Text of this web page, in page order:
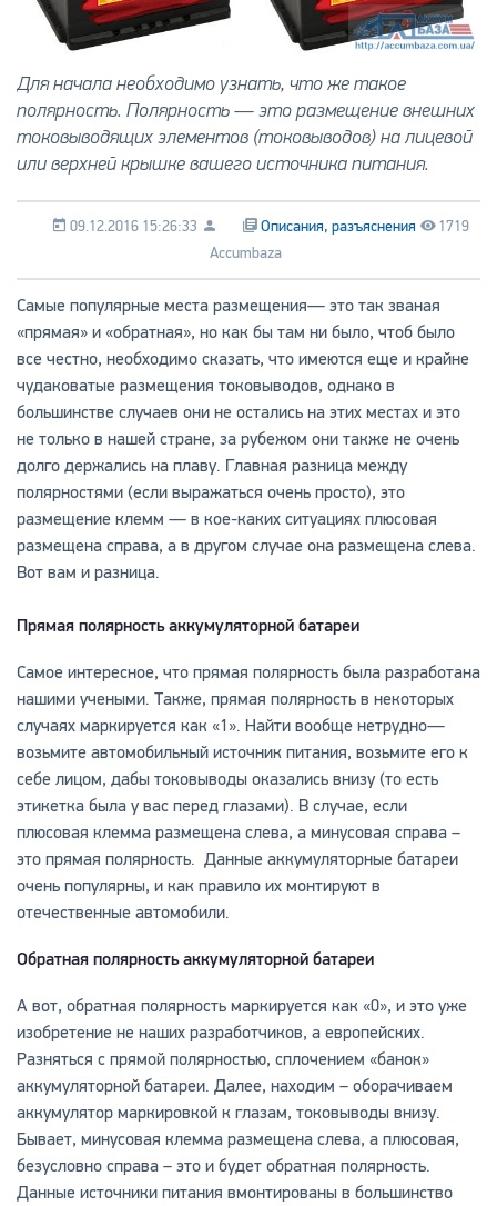
Для начала необходимо узнать, что же такое
полярность. Полярность — это размещение внешних
токовыводящих элементов (токовыводов) на лицевой
или верхней крышке вашего источника питания.
Описания, разъяснения 1719
09.12.2016 15:26:33
Accumbaza
Самые популярные места размещения— это так званая
«прямая» и «обратная», но как бы там ни было, чтоб было
все честно, необходимо сказать, что имеются еще и крайне
чудаковатые размещения токовыводов, однако в
большинстве случаев они не остались на этих местах и это
не только в нашей стране, за рубежом они также не очень
долго держались на плаву. Главная разница между
полярностями (если выражаться очень просто), это
размещение клемм — в кое-каких ситуациях плюсовая
размещена справа, а в другом случае она размещена слева.
Вот вам и разница.
Прямая полярность аккумуляторной батареи
Самое интересное, что прямая полярность была разработана
нашими учеными. Также, прямая полярность в некоторых
случаях маркируется как «1». Найти вообще нетрудно—
возьмите автомобильный источник питания, возьмите его к
себе лицом, дабы токовыводы оказались внизу (то есть
этикетка была у вас перед глазами). В случае, если
плюсовая клемма размещена слева, а минусовая справа –
это прямая полярность. Данные аккумуляторные батареи
очень популярны, и как правило их монтируют в
отечественные автомобили.
Обратная полярность аккумуляторной батареи
А вот, обратная полярность маркируется как «0», и это уже
изобретение не наших разработчиков, а европейских.
Разняться с прямой полярностью, сплочением «банок»
аккумуляторной батареи. Далее, находим – оборачиваем
аккумулятор маркировкой к глазам, токовыводы внизу.
Бывает, минусовая клемма размещена слева, а плюсовая,
безусловно справа – это и будет обратная полярность.
Данные источники питания вмонтированы в большинство